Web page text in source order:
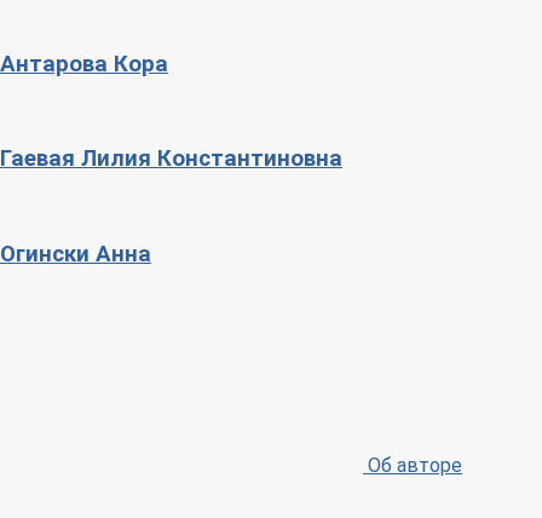
Антарова Кора
Гаевая Лилия Константиновна
Огински Анна
Об авторе